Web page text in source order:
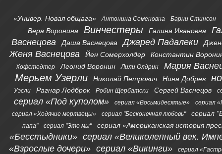
«Универ. Новая общага» Антонина Семеновна Барни Стинсон
Вера Воронина Винчестеры Галина Ивановна
Васнецова
Даша Васнецова Джаред Падалеки
Женя Васнецова Йен Сомерхолдер Константин
Хофстедтер Леонид Воронин Лили Олдрин Мария
Мерьем Узерли Николай Петрович Нина Добрев
Уэсли Рагнар Лодброк Робин Щербатски Сергей Васнецов
сериал «Под куполом» сериал «Восьмидесятые»
сериал
сериал «Ходячие мертвецы»
сериал "Бесконечная любовь" сериал
папа" сериал "Это мы" сериал «Американская история
«Бесстыдники» сериал «Великолепный век.
«Взрослые дочери» сериал «Викинги» сериал